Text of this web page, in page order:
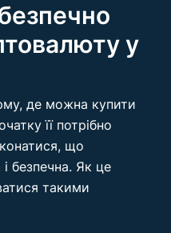
у
де можна купити
її потрібно
що
безпечна. Як це
такими